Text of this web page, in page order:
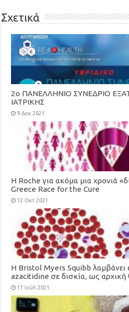
Σχετικά
2ο ΠΑΝΕΛΛΗΝΙΟ ΣΥΝΕΔΡΙΟ
ΙΑΤΡΙΚΗΣ
9 Δεκ 2021
H Roche για ακόμα μια χρονιά
Greece Race for the Cure
12 Οκτ 2021
Η Bristol Myers Squibb λαμβάνει
azacitidine σε δισκία, ως αρχική
για ενήλικες με οξεία μυελογενή
17 Ιούλ 2021